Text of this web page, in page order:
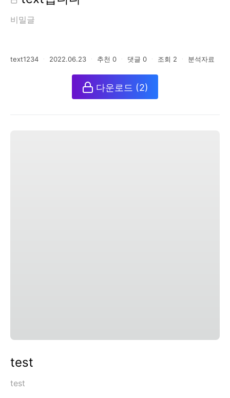
비밀글
text1234 ㆍ 2022.06.23 ㆍ 추천 0 ㆍ 댓글 0 ㆍ 조회 2 ㆍ 분석자료
다운로드 (2)
test
test